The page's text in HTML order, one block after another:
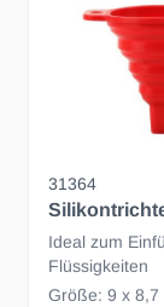
31364
Ideal zum
Flüssigkeiten
Größe: 9 x 8,7